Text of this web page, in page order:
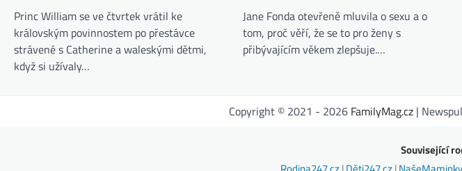
Princ William se ve čtvrtek vrátil ke
královským povinnostem po přestávce
strávené s Catherine a waleskými dětmi,
když si užívaly…
Jane Fonda otevřeně mluvila o sexu a o
tom, proč věří, že se to pro ženy s
přibývajícím věkem zlepšuje.…
Copyright © 2021 - 2026 FamilyMag.cz |
Související